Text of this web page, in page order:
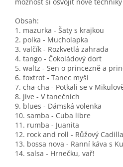
Obsah:
1. mazurka - Šaty s krajkou
2. polka - Mucholapka
3. valčík - Rozkvetlá zahrada
4. tango - Čokoládový dort
5. waltz - Sen o princezně a
6. foxtrot - Tanec myší
7. cha-cha - Potkali se v
8. jive - V tanečních
9. blues - Dámská volenka
10. samba - Cuba libre
11. rumba - Juanita
12. rock and roll - Růžový
13. bossa nova - Ranní káva s
14. salsa - Hrnečku, vař!